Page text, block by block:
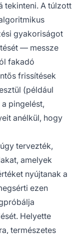
tekinteni. A túlzott
gyakoriságot
— messze
fakadó
frissítések
(például
pingelést,
anélkül, hogy
tervezték,
amelyek
nyújtanak a
ezen
Helyette
természetes